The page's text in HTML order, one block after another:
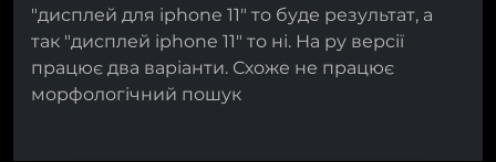
"дисплей для iphone 11" то буде результат, а
так "дисплей iphone 11" то ні. На ру версії
працює два варіанти. Схоже не працює
морфологічний пошук